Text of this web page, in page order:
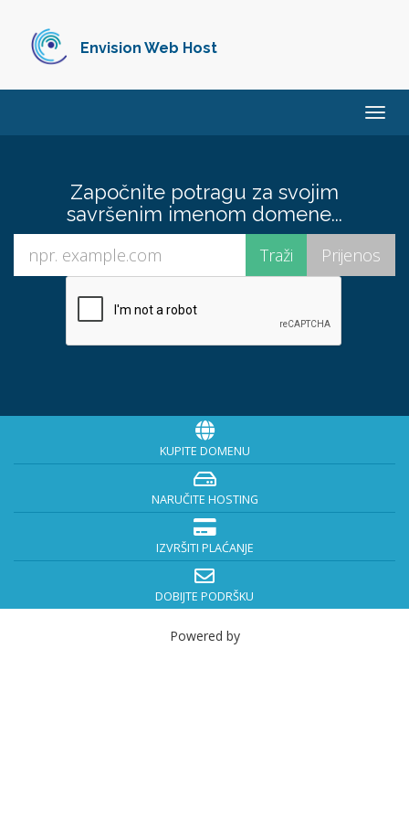
Envision Web Host
Započnite potragu za svojim
savršenim imenom domene...
KUPITE DOMENU
NARUČITE HOSTING
IZVRŠITI PLAĆANJE
DOBIJTE PODRŠKU
Powered by